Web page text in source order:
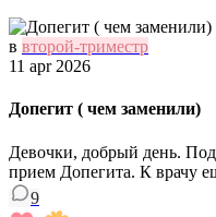
в второй-триместр
11 apr 2026
Допегит ( чем заменили)
Девочки, добрый день.
прием Допегита. К врачу
9